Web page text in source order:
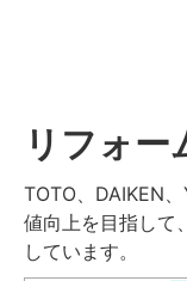
リフォー
TOTO、DAIKEN
値向上を目指して
しています。